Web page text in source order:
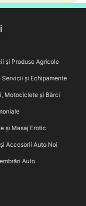
și Produse Agricole
Servicii și Echipamente
Motociclete și Bărci
și Masaj Erotic
Accesorii Auto Noi
Auto